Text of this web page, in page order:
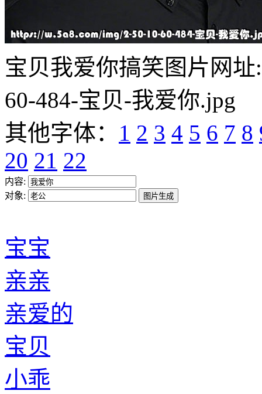
宝贝我爱你搞笑图片网址
60-484-宝贝-我爱你.jpg
其他字体： 1 2 3 4 5 6 7 8
20 21 22
内容:
对象:
宝宝
亲亲
亲爱的
宝贝
小乖